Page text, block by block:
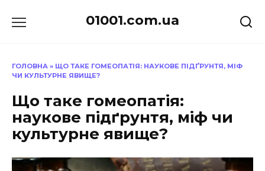
до
01001.com.ua
ГОЛОВНА » ЩО ТАКЕ ГОМЕОПАТІЯ: НАУКОВЕ ПІДҐРУНТЯ, МІФ
ЧИ КУЛЬТУРНЕ ЯВИЩЕ?
Що таке гомеопатія:
наукове підґрунтя, міф чи
культурне явище?